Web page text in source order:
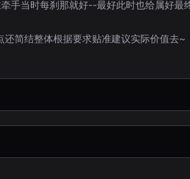
手当时每刹那就好--最好此时也给属好最
简结整体根据要求贴准建议实际价值去~